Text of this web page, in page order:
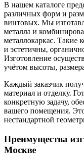
В нашем каталоге
различных форм и
винтовых. Мы
металла и
металлокаркас. Такие
и эстетичны,
Изготовление
учётом высоты,
Каждый заказчик
материал и отделку.
конкретную задачу,
вашего помещения.
нестандартной
Преимущества
Москве